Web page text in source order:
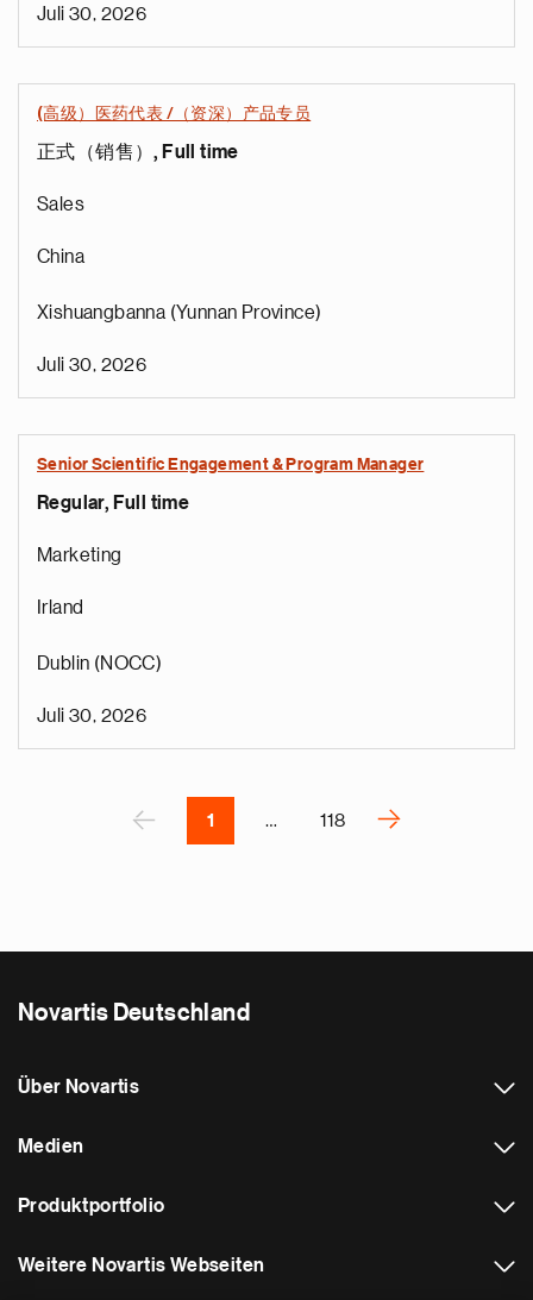
Juli 30, 2026
(高级）医药代表 /（资深）产品专员
正式（销售）, Full time
Sales
China
Xishuangbanna (Yunnan Province)
Juli 30, 2026
Senior Scientific Engagement & Program Manager
Regular, Full time
Marketing
Irland
Dublin (NOCC)
Juli 30, 2026
‹
i
a
e
1 … 118
›
Novartis Deutschland
Über Novartis
Medien
Produktportfolio
Weitere Novartis Webseiten